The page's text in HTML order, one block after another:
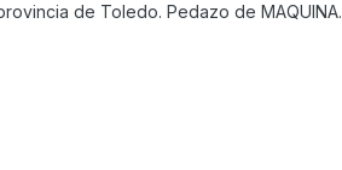
de Toledo. Pedazo de MAQUINA.